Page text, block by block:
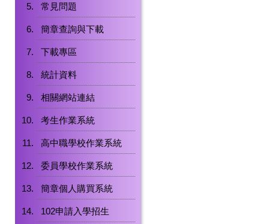
常見問題
簡章查詢與下載
下載專區
統計資料
相關網站連結
考生作業系統
高中職學校作業系統
委員學校作業系統
簡章個人購買系統
102申請入學招生